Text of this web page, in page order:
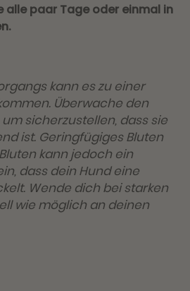
alle paar Tage oder einmal in
kann es zu einer
Überwache den
sicherzustellen, dass sie
ist. Geringfügiges Bluten
kann jedoch ein
dass dein Hund eine
Wende dich bei starken
wie möglich an deinen